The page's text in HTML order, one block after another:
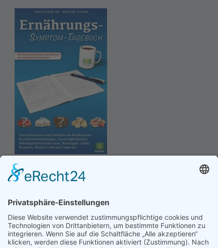
Hinweis an unsere Leser: Wir erstellen für Sie
Informationsseiten. Die Informationen enthalten Affiliate
links zu Amazon, in diesem Zusammenhang erhalten wir
von Partnern eine Provision, sofern ein Kauf zustande
kommt. Für Sie ändert sich dadurch nichts.